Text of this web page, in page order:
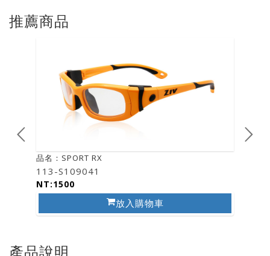
推薦商品
品名：SPORT RX
114-S109010
NT:1500
放入購物車
產品說明